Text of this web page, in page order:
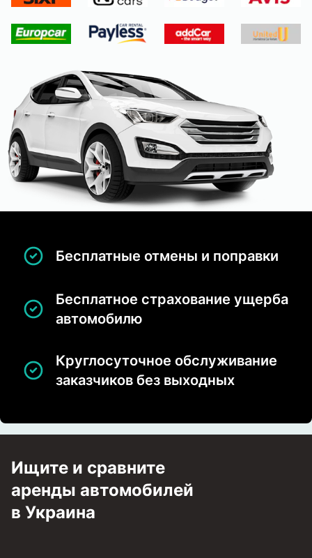
Бесплатные отмены и поправки
Бесплатное страхование ущерба
автомобилю
Круглосуточное обслуживание
заказчиков без выходных
Ищите и сравните
аренды автомобилей
в Украина